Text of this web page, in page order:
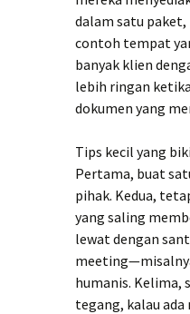
dalam satu
contoh tempat
banyak klien
lebih ringan
dokumen yang
Tips kecil yang
Pertama, buat
pihak. Kedua,
yang saling
lewat dengan
humanis. Kelima,
tegang, kalau